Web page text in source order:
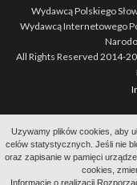
Uzywamy plików cookies, aby
celów statystycznych. Jeśli nie
oraz zapisanie w pamięci
cookies,
Informację o realizacji
Wydawcą Polskiego
Wydawcą Internetowego
All Rights Reserved 2014-